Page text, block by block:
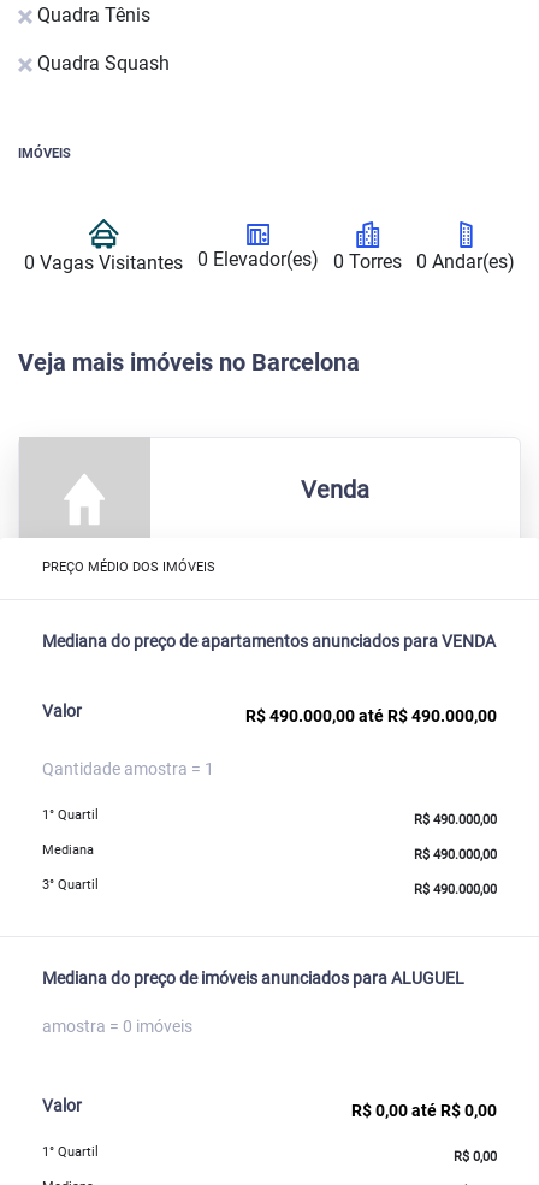
Quadra Tênis
Quadra Squash
IMÓVEIS
0 Vagas Visitantes 0 Elevador(es) 0 Torres 0 Andar(es)
Veja mais imóveis no Barcelona
Venda
PREÇO MÉDIO DOS IMÓVEIS
Mediana do preço de apartamentos anunciados para VENDA
Valor R$ 490.000,00 até R$ 490.000,00
Qantidade amostra = 1
1° Quartil
R$ 490.000,00
Mediana
R$ 490.000,00
3° Quartil
R$ 490.000,00
Mediana do preço de imóveis anunciados para ALUGUEL
amostra = 0 imóveis
Valor R$ 0,00 até R$ 0,00
1° Quartil
R$ 0,00